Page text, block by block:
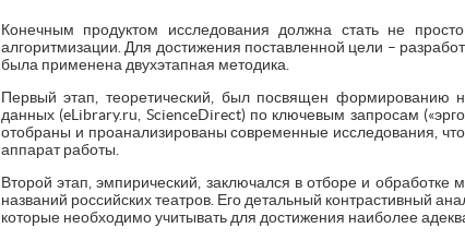
Конечным продуктом исследования должна стать не
алгоритмизации. Для достижения поставленной цели –
была применена двухэтапная методика.
Первый этап, теоретический, был посвящен
данных (eLibrary.ru, ScienceDirect) по ключевым запросам
отобраны и проанализированы современные исследования,
аппарат работы.
Второй этап, эмпирический, заключался в отборе и
названий российских театров. Его детальный контрастивный
которые необходимо учитывать для достижения наиболее